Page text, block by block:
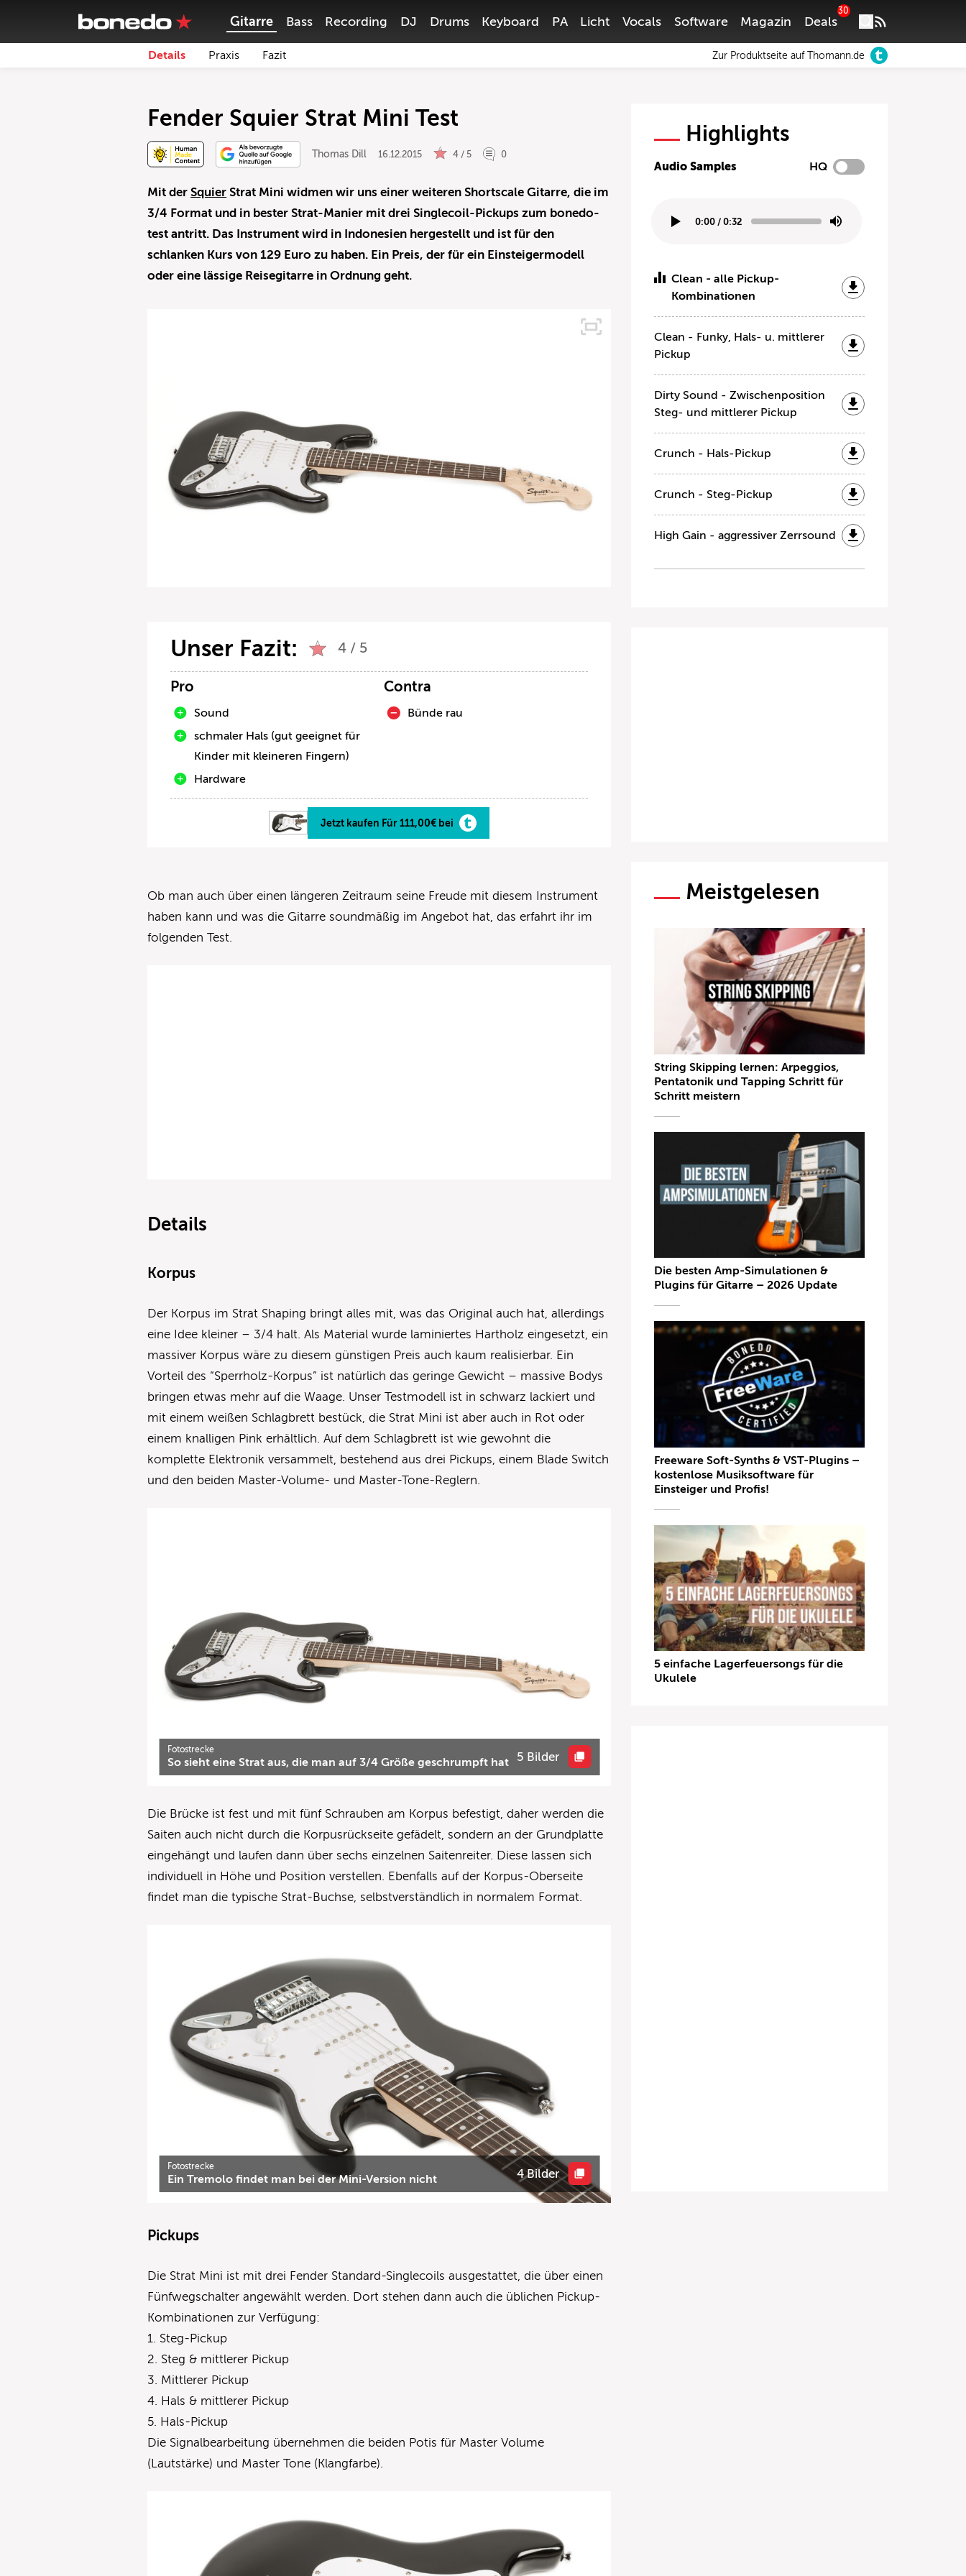
Gitarre Bass Recording DJ Drums Keyboard PA Licht Vocals Software Magazin Deals
30
Details Praxis Fazit Zur Produktseite auf Thomann.de
Fender Squier Strat Mini Test
Thomas Dill 16.12.2015 4 / 5 0
Mit derSquier Strat Mini widmen wir uns einer weiteren Shortscale Gitarre, die im
3/4 Format und in bester Strat-Manier mit drei Singlecoil-Pickups zum bonedo-
test antritt. Das Instrument wird in Indonesien hergestellt und ist für den
schlanken Kurs von 129 Euro zu haben. Ein Preis, der für ein Einsteigermodell
oder eine lässige Reisegitarre in Ordnung geht.
Unser Fazit: 4 / 5
Pro
Sound
schmaler Hals (gut geeignet für
Kinder mit kleineren Fingern)
Hardware
Contra
Bünde rau
Jetzt kaufen Für 111,00€ bei
Ob man auch über einen längeren Zeitraum seine Freude mit diesem Instrument
haben kann und was die Gitarre soundmäßig im Angebot hat, das erfahrt ihr im
folgenden Test.
Details
Korpus
Der Korpus im Strat Shaping bringt alles mit, was das Original auch hat, allerdings
eine Idee kleiner – 3/4 halt. Als Material wurde laminiertes Hartholz eingesetzt, ein
massiver Korpus wäre zu diesem günstigen Preis auch kaum realisierbar. Ein
Vorteil des “Sperrholz-Korpus” ist natürlich das geringe Gewicht – massive Bodys
bringen etwas mehr auf die Waage. Unser Testmodell ist in schwarz lackiert und
mit einem weißen Schlagbrett bestück, die Strat Mini ist aber auch in Rot oder
einem knalligen Pink erhältlich. Auf dem Schlagbrett ist wie gewohnt die
komplette Elektronik versammelt, bestehend aus drei Pickups, einem Blade Switch
und den beiden Master-Volume- und Master-Tone-Reglern.
Fotostrecke
So sieht eine Strat aus, die man auf 3/4 Größe geschrumpft hat 5 Bilder
Die Brücke ist fest und mit fünf Schrauben am Korpus befestigt, daher werden die
Saiten auch nicht durch die Korpusrückseite gefädelt, sondern an der Grundplatte
eingehängt und laufen dann über sechs einzelnen Saitenreiter. Diese lassen sich
individuell in Höhe und Position verstellen. Ebenfalls auf der Korpus-Oberseite
findet man die typische Strat-Buchse, selbstverständlich in normalem Format.
Fotostrecke
Ein Tremolo findet man bei der Mini-Version nicht 4 Bilder
Pickups
Die Strat Mini ist mit drei Fender Standard-Singlecoils ausgestattet, die über einen
Fünfwegschalter angewählt werden. Dort stehen dann auch die üblichen Pickup-
Kombinationen zur Verfügung:
1. Steg-Pickup
2. Steg & mittlerer Pickup
3. Mittlerer Pickup
4. Hals & mittlerer Pickup
5. Hals-Pickup
Die Signalbearbeitung übernehmen die beiden Potis für Master Volume
(Lautstärke) und Master Tone (Klangfarbe).
Highlights
Audio Samples HQ
0:00 / 0:32
Clean - alle Pickup-
Kombinationen
Clean - Funky, Hals- u. mittlerer
Pickup
Dirty Sound - Zwischenposition
Steg- und mittlerer Pickup
Crunch - Hals-Pickup
Crunch - Steg-Pickup
High Gain - aggressiver Zerrsound
Meistgelesen
String Skipping lernen: Arpeggios,
Pentatonik und Tapping Schritt für
Schritt meistern
Die besten Amp-Simulationen &
Plugins für Gitarre – 2026 Update
Freeware Soft-Synths & VST-Plugins –
kostenlose Musiksoftware für
Einsteiger und Profis!
5 einfache Lagerfeuersongs für die
Ukulele